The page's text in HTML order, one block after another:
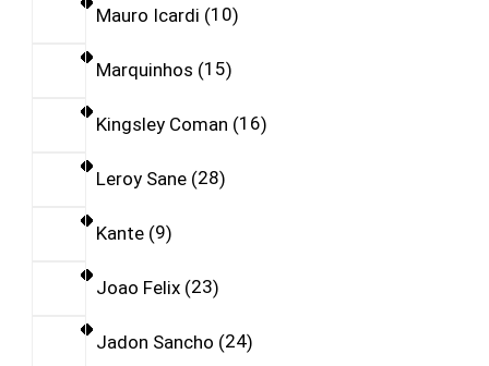
Mauro Icardi 10
Marquinhos 15
Kingsley Coman 16
Leroy Sane 28
Kante 9
Joao Felix 23
Jadon Sancho 24